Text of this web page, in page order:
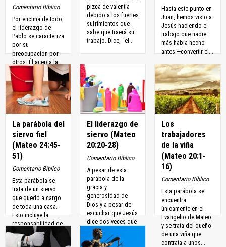
Comentario Bíblico
Por encima de todo,
el liderazgo de
Pablo se caracteriza
por su
preocupación por
otros. Él acepta la
carga del...
pizca de valentía
debido a los fuertes
sufrimientos que
sabe que traerá su
trabajo. Dice, “el...
Hasta este punto en
Juan, hemos visto a
Jesús haciendo el
trabajo que nadie
más había hecho
antes —convertir el...
La parábola del
siervo fiel
(Mateo 24:45-
51)
Comentario Bíblico
Esta parábola se
trata de un siervo
que quedó a cargo
de toda una casa.
Esto incluye la
responsabilidad de
darles a...
El liderazgo de
siervo (Mateo
20:20-28)
Comentario Bíblico
A pesar de esta
parábola de la
gracia y
generosidad de
Dios y a pesar de
escuchar que Jesús
dice dos veces que
el...
Los
trabajadores
de la viña
(Mateo 20:1-
16)
Comentario Bíblico
Esta parábola se
encuentra
únicamente en el
Evangelio de Mateo
y se trata del dueño
de una viña que
contrata a unos...